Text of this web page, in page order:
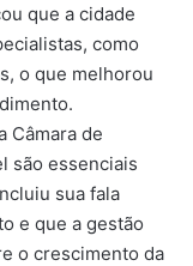
que a cidade
como
o que melhorou
Câmara de
são essenciais
sua fala
e que a gestão
o crescimento da